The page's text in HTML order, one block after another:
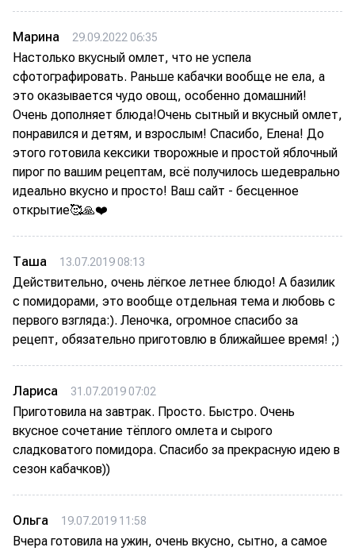
Марина 29.09.2022 06:35
Настолько вкусный омлет, что не успела
сфотографировать. Раньше кабачки вообще не ела, а
это оказывается чудо овощ, особенно домашний!
Очень дополняет блюда!Очень сытный и вкусный омлет,
понравился и детям, и взрослым! Спасибо, Елена! До
этого готовила кексики творожные и простой яблочный
пирог по вашим рецептам, всё получилось шедеврально
идеально вкусно и просто! Ваш сайт - бесценное
открытие🥰🙏❤️
Таша 13.07.2019 08:13
Действительно, очень лёгкое летнее блюдо! А базилик
с помидорами, это вообще отдельная тема и любовь с
первого взгляда:). Леночка, огромное спасибо за
рецепт, обязательно приготовлю в ближайшее время! ;)
Лариса 31.07.2019 07:02
Приготовила на завтрак. Просто. Быстро. Очень
вкусное сочетание тёплого омлета и сырого
сладковатого помидора. Спасибо за прекрасную идею в
сезон кабачков))
Ольга 19.07.2019 11:58
Вчера готовила на ужин, очень вкусно, сытно, а самое